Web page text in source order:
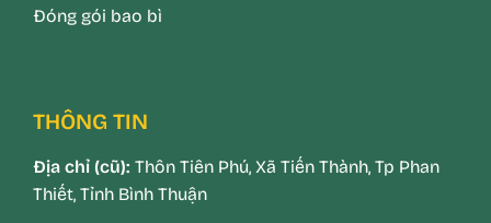
Đóng gói bao bì
THÔNG TIN
Địa chỉ (cũ): Thôn Tiên Phú, Xã Tiến Thành, Tp Phan
Thiết, Tỉnh Bình Thuận